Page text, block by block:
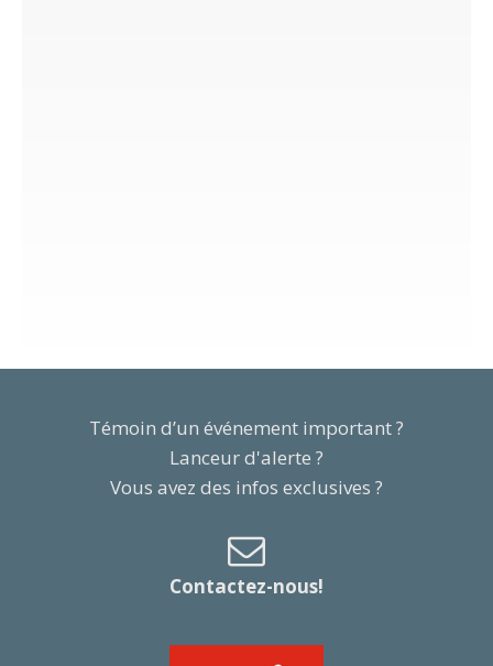
Témoin d’un événement important ?
Lanceur d'alerte ?
Vous avez des infos exclusives ?
Contactez-nous!